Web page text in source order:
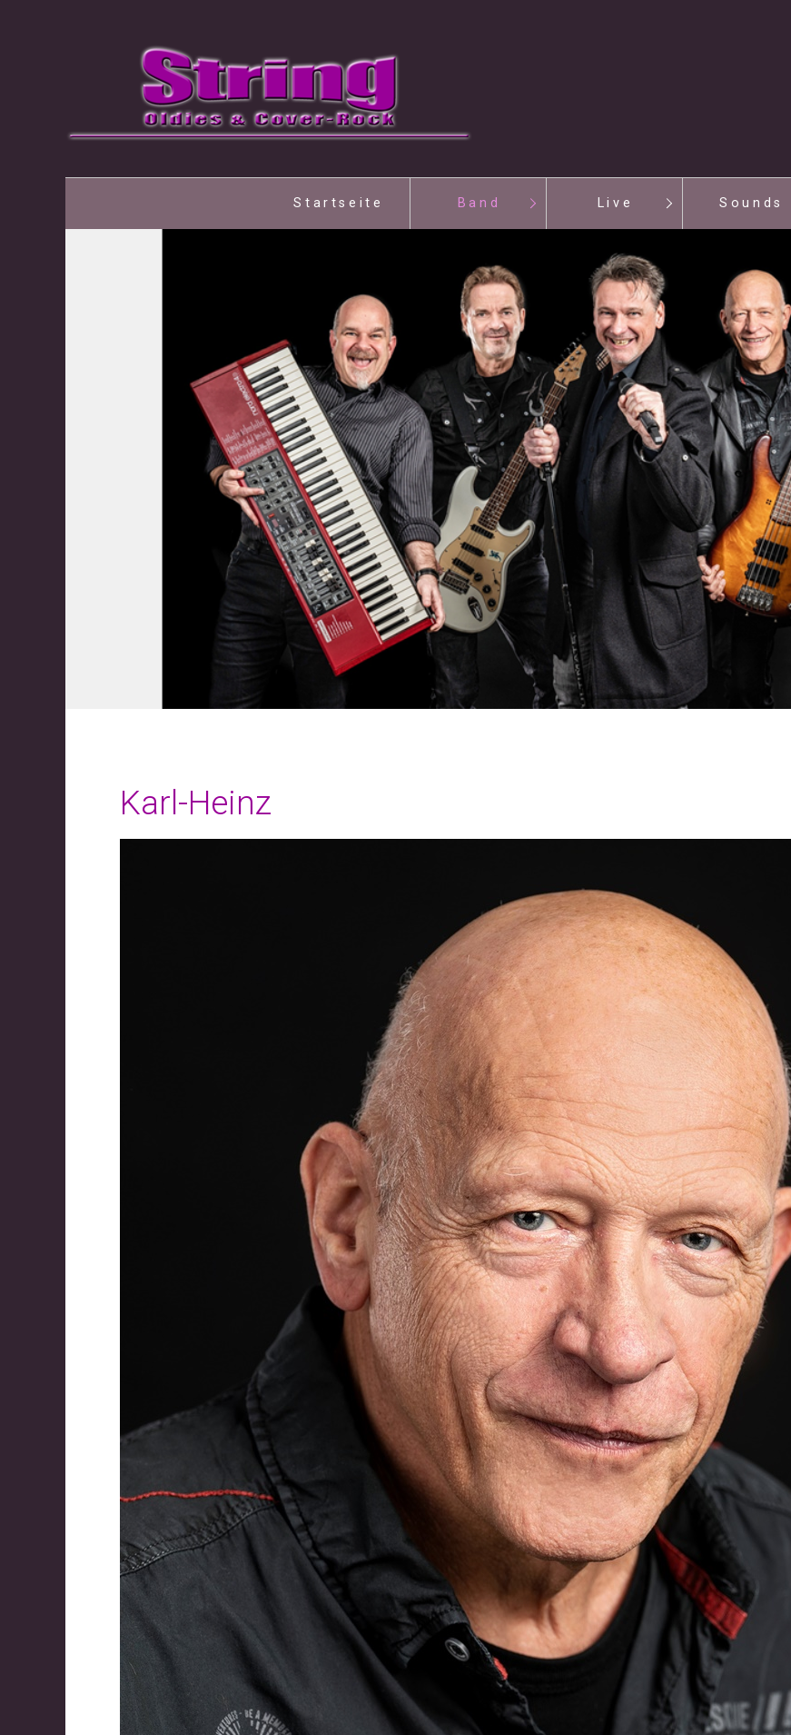
Startseite Band Live Sounds
Karl-Heinz